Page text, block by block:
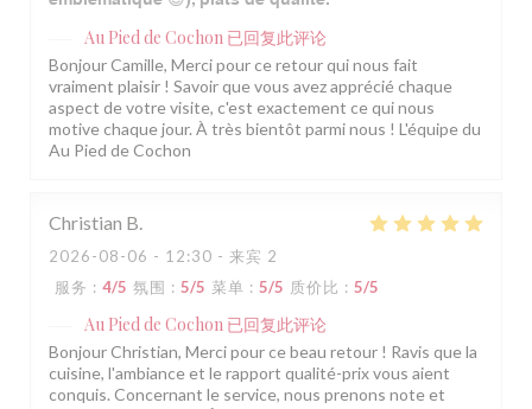
Au Pied de Cochon 已回复此评论
Bonjour Camille, Merci pour ce retour qui nous fait
vraiment plaisir ! Savoir que vous avez apprécié chaque
aspect de votre visite, c'est exactement ce qui nous
motive chaque jour. À très bientôt parmi nous ! L'équipe du
Au Pied de Cochon
Christian B
2026-08-06 - 12:30 - 来宾 2
服务 : 4/5 氛围 : 5/5 菜单 : 5/5 质价比 : 5/5
Au Pied de Cochon 已回复此评论
Bonjour Christian, Merci pour ce beau retour ! Ravis que la
cuisine, l'ambiance et le rapport qualité-prix vous aient
conquis. Concernant le service, nous prenons note et